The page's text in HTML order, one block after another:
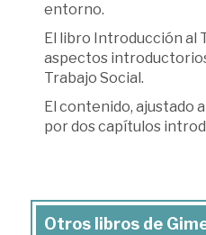
entorno.
El libro Introducción al
aspectos
Trabajo Social.
El contenido, ajustado
por dos capítulos
Otros libros de